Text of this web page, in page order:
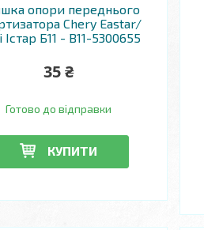
опори переднього
Chery Eastar/
Істар Б11 - B11-5300655
35 ₴
Готово до відправки
КУПИТИ